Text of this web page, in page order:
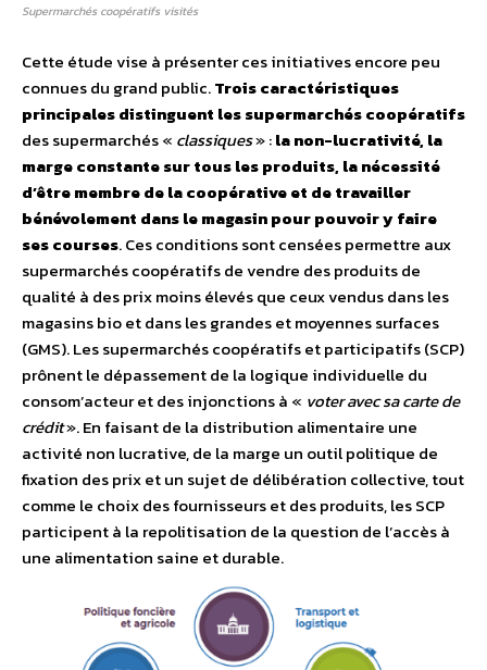
Supermarchés coopératifs visités
Cette étude vise à présenter ces initiatives encore peu
connues du grand public.Trois caractéristiques
principales distinguent les supermarchés coopératifs
des supermarchés « classiques» :la non-lucrativité, la
marge constante sur tous les produits, la nécessité
d’être membre de la coopérative et de travailler
bénévolement dans le magasin pour pouvoir y faire
ses courses. Ces conditions sont censées permettre aux
supermarchés coopératifs de vendre des produits de
qualité à des prix moins élevés que ceux vendus dans les
magasins bio et dans les grandes et moyennes surfaces
(GMS). Les supermarchés coopératifs et participatifs (SCP)
prônent le dépassement de la logique individuelle du
consom’acteur et des injonctions à « voter avec sa carte de
crédit». En faisant de la distribution alimentaire une
activité non lucrative, de la marge un outil politique de
fixation des prix et un sujet de délibération collective, tout
comme le choix des fournisseurs et des produits, les SCP
participent à la repolitisation de la question de l’accès à
une alimentation saine et durable.